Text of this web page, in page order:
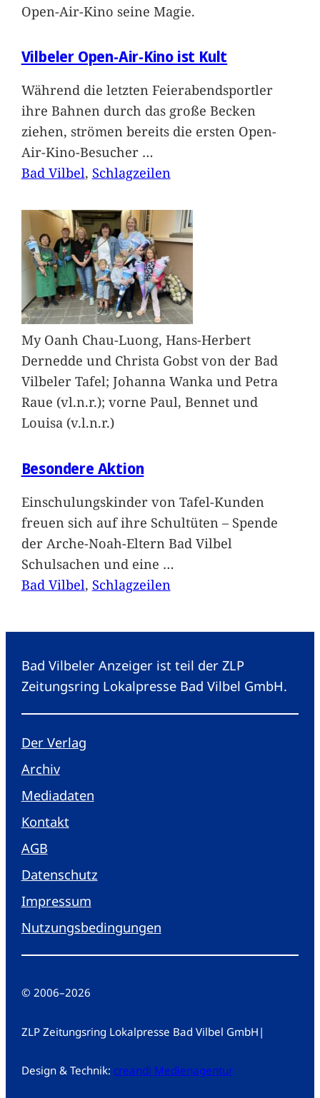
Open-Air-Kino seine Magie.
Vilbeler Open-Air-Kino ist Kult
Während die letzten Feierabendsportler
ihre Bahnen durch das große Becken
ziehen, strömen bereits die ersten Open-
Air-Kino-Besucher …
Bad Vilbel, Schlagzeilen
My Oanh Chau-Luong, Hans-Herbert
Dernedde und Christa Gobst von der Bad
Vilbeler Tafel; Johanna Wanka und Petra
Raue (vl.n.r.); vorne Paul, Bennet und
Louisa (v.l.n.r.)
Besondere Aktion
Einschulungskinder von Tafel-Kunden
freuen sich auf ihre Schultüten – Spende
der Arche-Noah-Eltern Bad Vilbel
Schulsachen und eine …
Bad Vilbel, Schlagzeilen
Bad Vilbeler Anzeiger ist teil der ZLP
Zeitungsring Lokalpresse Bad Vilbel GmbH.
Der Verlag
Archiv
Mediadaten
Kontakt
AGB
Datenschutz
Impressum
Nutzungsbedingungen
© 2006–2026
ZLP Zeitungsring Lokalpresse Bad Vilbel GmbH |
Design & Technik: creandi Medienagentur